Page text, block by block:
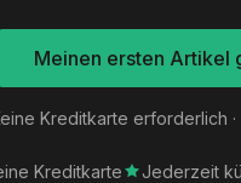
Meinen ersten Artikel
Kreditkarte erforderlich ·
Kreditkarte Jederzeit